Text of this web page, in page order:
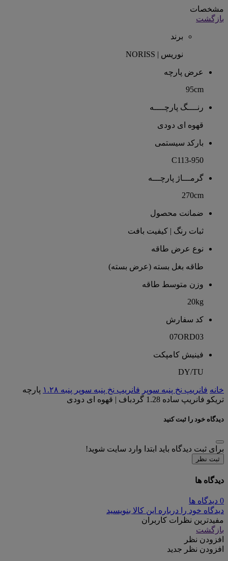
مشخصات
بازگشت
برند
نوریس | NORISS
عرض پارچه
95cm
رنــــگ پارچــــه
قهوه ای دودی
بارکد سیستمی
C113-950
گرمـــاژ پارچـــه
270cm
ضمانت محصول
ثبات رنگ | کیفیت بافت
نوع عرض طاقه
طاقه بغل بسته (عرض بسته)
وزن متوسط طاقه
20kg
کد سفارش
07ORD03
فینیش کامپکت
DY/TU
خانه فانریپ نخ پنبه سوپر فانریپ نخ پنبه سوپر پنبه ۱.۲۸
پارچه
تریکو فانریپ ساده 1.28 گردباف | قهوه ای دودی
دیدگاه خود را ثبت کنید
برای ثبت دیدگاه باید ابتدا وارد سایت شوید!
ثبت نظر
دیدگاه ها
0 دیدگاه ها
دیدگاه خود را درباره این کالا بنویسید
مفیدترین نظرات کاربران
بازگشت
افزودن نظر
افزودن نظر جدید